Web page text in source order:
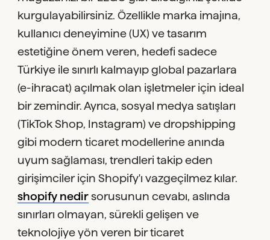
kurgulayabilirsiniz. Özellikle marka imajına,
kullanıcı deneyimine (UX) ve tasarım
estetiğine önem veren, hedefi sadece
Türkiye ile sınırlı kalmayıp global pazarlara
(e-ihracat) açılmak olan işletmeler için ideal
bir zemindir. Ayrıca, sosyal medya satışları
(TikTok Shop, Instagram) ve dropshipping
gibi modern ticaret modellerine anında
uyum sağlaması, trendleri takip eden
girişimciler için Shopify'ı vazgeçilmez kılar.
shopify nedir sorusunun cevabı, aslında
sınırları olmayan, sürekli gelişen ve
teknolojiye yön veren bir ticaret